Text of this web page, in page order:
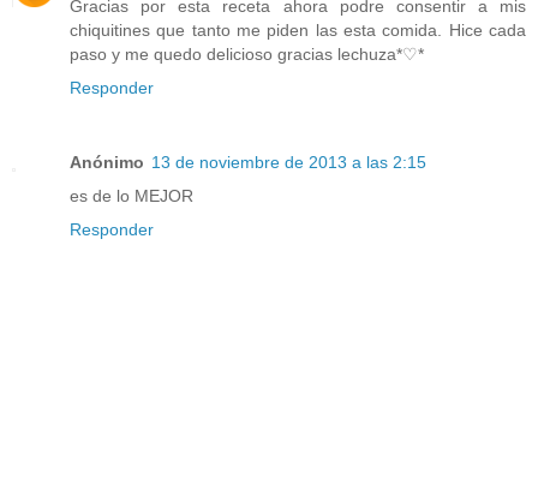
Gracias por esta receta ahora podre consentir a mis
chiquitines que tanto me piden las esta comida. Hice cada
paso y me quedo delicioso gracias lechuza*♡*
Responder
Anónimo 13 de noviembre de 2013 a las 2:15
es de lo MEJOR
Responder